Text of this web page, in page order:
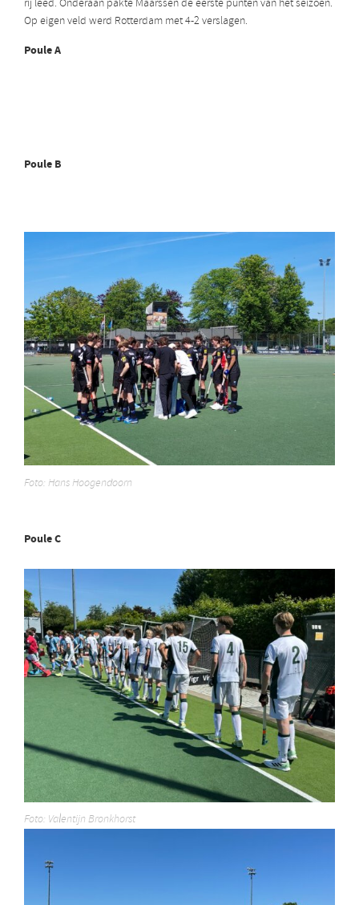
rij leed. Onderaan pakte Maarssen de eerste punten van het seizoen.
Op eigen veld werd Rotterdam met 4-2 verslagen.
Poule A
Poule B
Foto: Hans Hoogendoorn
Poule C
Foto: Valentijn Bronkhorst